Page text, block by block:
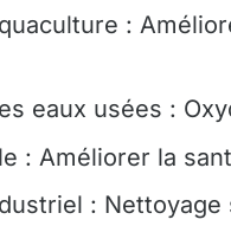
:
eaux usées :
: Améliorer la
: